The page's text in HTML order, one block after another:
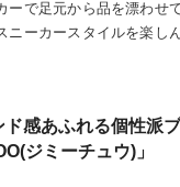
ーで足元から品を漂わせ
ニーカースタイルを楽し
感あふれる個性派
ジミーチュウ)」